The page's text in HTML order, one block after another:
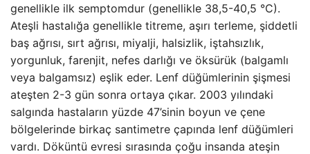
genellikle ilk semptomdur (genellikle 38,5-40,5 °C).
Ateşli hastalığa genellikle titreme, aşırı terleme, şiddetli
baş ağrısı, sırt ağrısı, miyalji, halsizlik, iştahsızlık,
yorgunluk, farenjit, nefes darlığı ve öksürük (balgamlı
veya balgamsız) eşlik eder. Lenf düğümlerinin şişmesi
ateşten 2-3 gün sonra ortaya çıkar. 2003 yılındaki
salgında hastaların yüzde 47’sinin boyun ve çene
bölgelerinde birkaç santimetre çapında lenf düğümleri
vardı. Döküntü evresi sırasında çoğu insanda ateşin